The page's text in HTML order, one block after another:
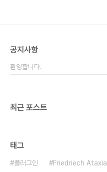
공지사항
환영합니다.
최근 포스트
태그
플러그인 Friedriech Ataxia